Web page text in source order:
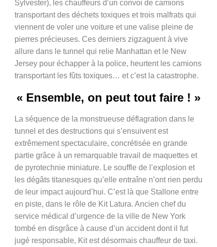
Sylvester), les chauffeurs d’un convoi de camions
transportant des déchets toxiques et trois malfrats qui
viennent de voler une voiture et une valise pleine de
pierres précieuses. Ces derniers zigzaguent à vive
allure dans le tunnel qui relie Manhattan et le New
Jersey pour échapper à la police, heurtent les camions
transportant les fûts toxiques… et c’est la catastrophe.
« Ensemble, on peut tout faire ! »
La séquence de la monstrueuse déflagration dans le
tunnel et des destructions qui s’ensuivent est
extrêmement spectaculaire, concrétisée en grande
partie grâce à un remarquable travail de maquettes et
de pyrotechnie miniature. Le souffle de l’explosion et
les dégâts titanesques qu’elle entraîne n’ont rien perdu
de leur impact aujourd’hui. C’est là que Stallone entre
en piste, dans le rôle de Kit Latura. Ancien chef du
service médical d’urgence de la ville de New York
tombé en disgrâce à cause d’un accident dont il fut
jugé responsable, Kit est désormais chauffeur de taxi.